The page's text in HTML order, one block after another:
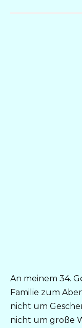
An meinem 34.
Familie zum
nicht um
nicht um große